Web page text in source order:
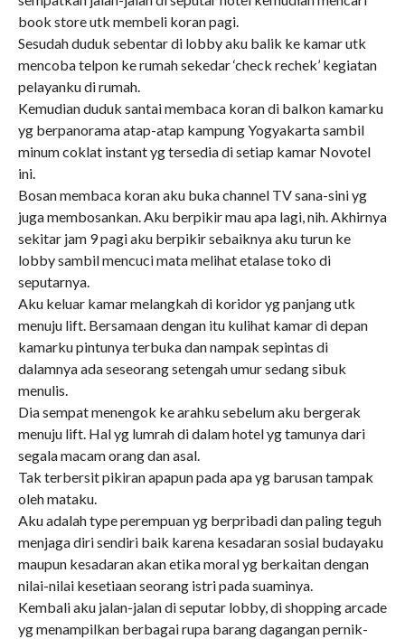
book store utk membeli koran pagi.
Sesudah duduk sebentar di lobby aku balik ke kamar utk
mencoba telpon ke rumah sekedar ‘check rechek’ kegiatan
pelayanku di rumah.
Kemudian duduk santai membaca koran di balkon kamarku
yg berpanorama atap-atap kampung Yogyakarta sambil
minum coklat instant yg tersedia di setiap kamar Novotel
ini.
Bosan membaca koran aku buka channel TV sana-sini yg
juga membosankan. Aku berpikir mau apa lagi, nih. Akhirnya
sekitar jam 9 pagi aku berpikir sebaiknya aku turun ke
lobby sambil mencuci mata melihat etalase toko di
seputarnya.
Aku keluar kamar melangkah di koridor yg panjang utk
menuju lift. Bersamaan dengan itu kulihat kamar di depan
kamarku pintunya terbuka dan nampak sepintas di
dalamnya ada seseorang setengah umur sedang sibuk
menulis.
Dia sempat menengok ke arahku sebelum aku bergerak
menuju lift. Hal yg lumrah di dalam hotel yg tamunya dari
segala macam orang dan asal.
Tak terbersit pikiran apapun pada apa yg barusan tampak
oleh mataku.
Aku adalah type perempuan yg berpribadi dan paling teguh
menjaga diri sendiri baik karena kesadaran sosial budayaku
maupun kesadaran akan etika moral yg berkaitan dengan
nilai-nilai kesetiaan seorang istri pada suaminya.
Kembali aku jalan-jalan di seputar lobby, di shopping arcade
yg menampilkan berbagai rupa barang dagangan pernik-